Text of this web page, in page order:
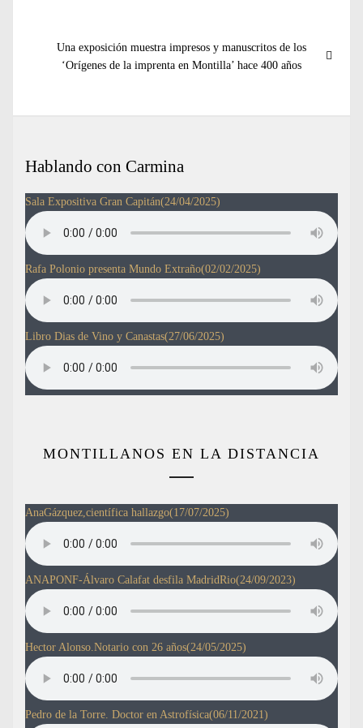
Entrada
siguiente:
Una exposición muestra impresos y manuscritos de los
‘Orígenes de la imprenta en Montilla’ hace 400 años
Hablando con Carmina
Sala Expositiva Gran Capitán(24/04/2025)
Rafa Polonio presenta Mundo Extraño(02/02/2025)
Libro Dias de Vino y Canastas(27/06/2025)
MONTILLANOS EN LA DISTANCIA
AnaGázquez,científica hallazgo(17/07/2025)
ANAPONF-Álvaro Calafat desfila MadridRio(24/09/2023)
Hector Alonso.Notario con 26 años(24/05/2025)
Pedro de la Torre. Doctor en Astrofísica(06/11/2021)